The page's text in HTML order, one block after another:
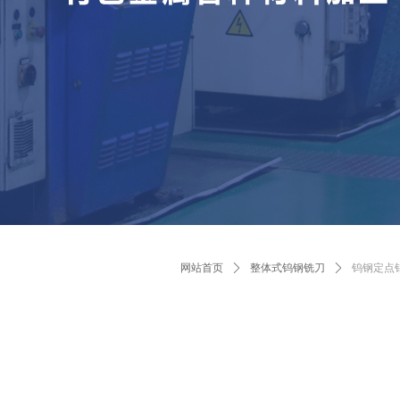
网站首页 ꄲ 整体式钨钢铣刀 ꄲ 钨钢定点